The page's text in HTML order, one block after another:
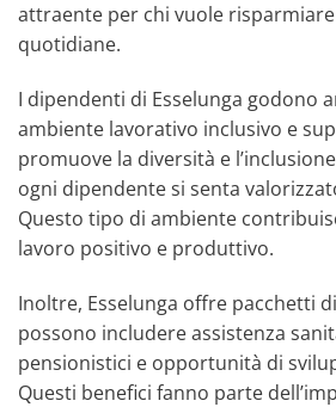
attraente per chi vuole
quotidiane.
I dipendenti di Esselunga godono
ambiente lavorativo inclusivo e
promuove la diversità e
ogni dipendente si senta
Questo tipo di ambiente
lavoro positivo e produttivo.
Inoltre, Esselunga offre pacchetti
possono includere assistenza
pensionistici e opportunità di
Questi benefici fanno parte